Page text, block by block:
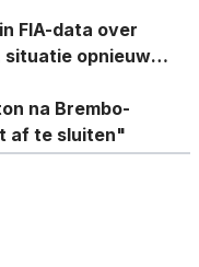
FIA-data over
opnieuw
na Brembo-
af te sluiten"